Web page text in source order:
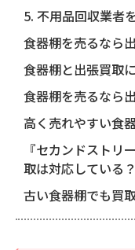
5. 不用品回収業者
食器棚を売るなら
食器棚と出張買取
食器棚を売るなら
高く売れやすい食
『セカンドストリ
取は対応している？
古い食器棚でも買